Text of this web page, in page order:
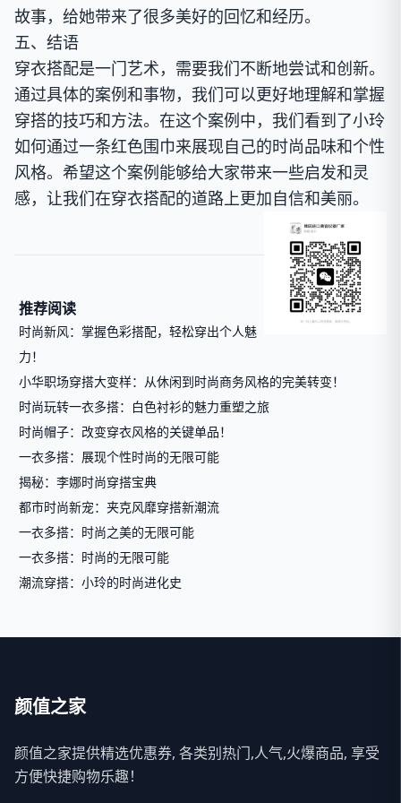
故事，给她带来了很多美好的回忆和经历。
五、结语
穿衣搭配是一门艺术，需要我们不断地尝试和创新。
通过具体的案例和事物，我们可以更好地理解和掌握
穿搭的技巧和方法。在这个案例中，我们看到了小玲
如何通过一条红色围巾来展现自己的时尚品味和个性
风格。希望这个案例能够给大家带来一些启发和灵
感，让我们在穿衣搭配的道路上更加自信和美丽。
推荐阅读
时尚新风：掌握色彩搭配，轻松穿出个人魅
力！
小华职场穿搭大变样：从休闲到时尚商务风格的完美转变！
时尚玩转一衣多搭：白色衬衫的魅力重塑之旅
时尚帽子：改变穿衣风格的关键单品！
一衣多搭：展现个性时尚的无限可能
揭秘：李娜时尚穿搭宝典
都市时尚新宠：夹克风靡穿搭新潮流
一衣多搭：时尚之美的无限可能
一衣多搭：时尚的无限可能
潮流穿搭：小玲的时尚进化史
颜值之家
颜值之家提供精选优惠券, 各类别热门,人气,火爆商品, 享受
方便快捷购物乐趣！